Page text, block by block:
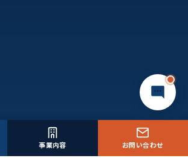
事業内容 お問い合わせ